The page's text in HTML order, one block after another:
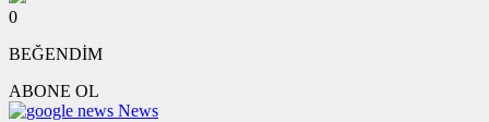
0
BEĞENDİM
ABONE OL
News